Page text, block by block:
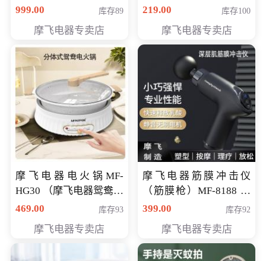
专享价399元
999.00 库存89
摩飞电器专卖店
元
219.00 库存100
摩飞电器专卖店
摩飞电器电火锅MF-
HG30 （摩飞电器鸳鸯锅
MF-HG30 ） 会员专享价
469.00 库存93
摩飞电器专卖店
摩飞电器筋膜冲击仪
（筋膜枪）MF-8188 会
员专享价268元
399.00 库存92
摩飞电器专卖店